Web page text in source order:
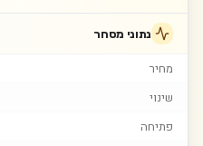
נתוני מסחר
מחיר
שינוי
פתיחה